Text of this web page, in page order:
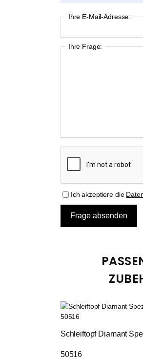
Ihre E-Mail-Adresse:
Ihre Frage:
Ich akzeptiere die
Schleiftopf Diamant
50516